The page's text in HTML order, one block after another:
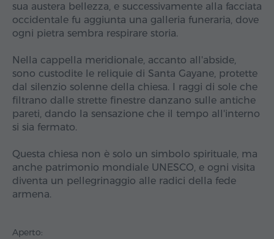
sua austera bellezza, e successivamente alla facciata
occidentale fu aggiunta una galleria funeraria, dove
ogni pietra sembra respirare storia.
Nella cappella meridionale, accanto all'abside,
sono custodite le reliquie di Santa Gayane, protette
dal silenzio solenne della chiesa. I raggi di sole che
filtrano dalle strette finestre danzano sulle antiche
pareti, dando la sensazione che il tempo all'interno
si sia fermato.
Questa chiesa non è solo un simbolo spirituale, ma
anche patrimonio mondiale UNESCO, e ogni visita
diventa un pellegrinaggio alle radici della fede
armena.
Aperto: